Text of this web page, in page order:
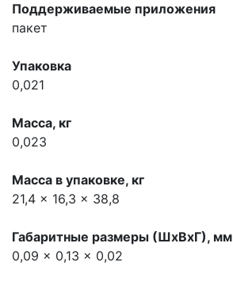
Поддерживаемые приложения
пакет
Упаковка
0,021
Масса, кг
0,023
Масса в упаковке, кг
21,4 x 16,3 x 38,8
Габаритные размеры (ШхВхГ), мм
0,09 x 0,13 x 0,02